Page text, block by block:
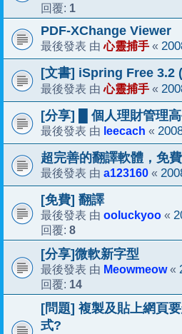
回覆: 1
PDF-XChange Viewer
最後發表 由心靈捕手 «
[文書] iSpring Free 3.2
最後發表 由心靈捕手 «
[分享] █ 個人理財管理
最後發表 由 leecach «
超完善的翻譯軟體，免
最後發表 由 a123160 «
[免費] 翻譯
最後發表 由 ooluckyoo «
回覆: 8
[分享]微軟新字型
最後發表 由 Meowmeow«
回覆: 14
[問題] 複製及貼上網頁
式?